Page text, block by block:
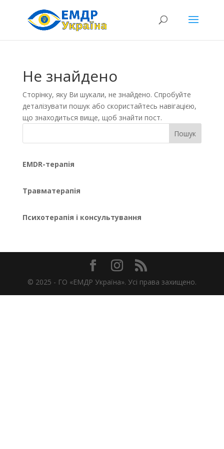
Не знайдено
Сторінку, яку Ви шукали, не знайдено. Спробуйте
деталізувати пошук або скористайтесь навігацією,
що знаходиться вище, щоб знайти пост.
Пошук
EMDR-терапія
Травматерапія
Психотерапія і консультування
© 2025 - ГО «ЕМДР Україна». Усі права захищено.